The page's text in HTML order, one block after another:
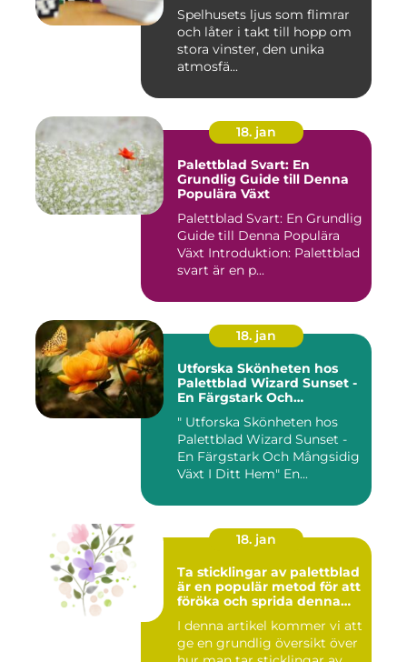
Spelhusets ljus som flimrar
och låter i takt till hopp om
stora vinster, den unika
atmosfä...
18. jan
Palettblad Svart: En
Grundlig Guide till Denna
Populära Växt
Palettblad Svart: En Grundlig
Guide till Denna Populära
Växt Introduktion: Palettblad
svart är en p...
18. jan
Utforska Skönheten hos
Palettblad Wizard Sunset -
En Färgstark Och
" Utforska Skönheten hos
Palettblad Wizard Sunset -
En Färgstark Och Mångsidig
Växt I Ditt Hem" En...
18. jan
Ta sticklingar av palettblad
är en populär metod för att
föröka och sprida denna
I denna artikel kommer vi att
ge en grundlig översikt över